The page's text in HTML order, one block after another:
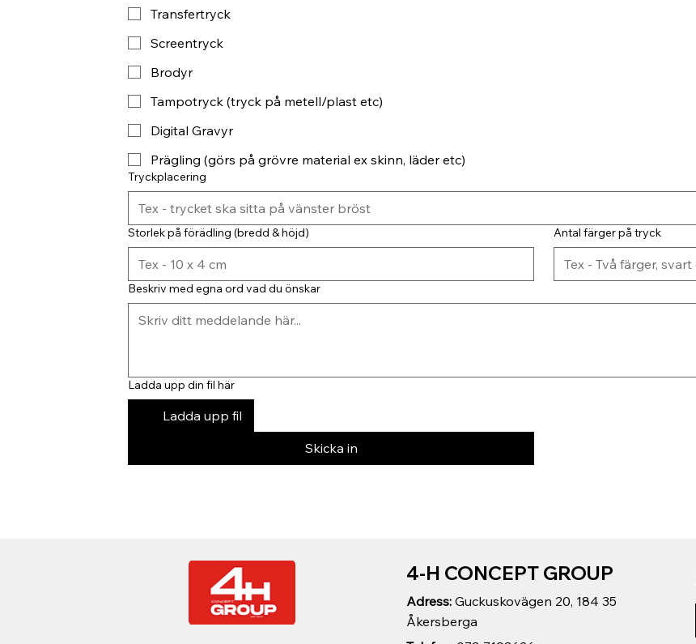
Transfertryck
Screentryck
Brodyr
Tampotryck (tryck på metell/plast etc)
Digital Gravyr
Prägling (görs på grövre material ex skinn, läder etc)
Tryckplacering
Storlek på förädling (bredd & höjd) Antal färger på tryck
Beskriv med egna ord vad du önskar
Ladda upp din fil här
Ladda upp fil
Skicka in
Adress: Guckuskovägen 20, 184 35
Åkersberga
4-H CONCEPT GROUP